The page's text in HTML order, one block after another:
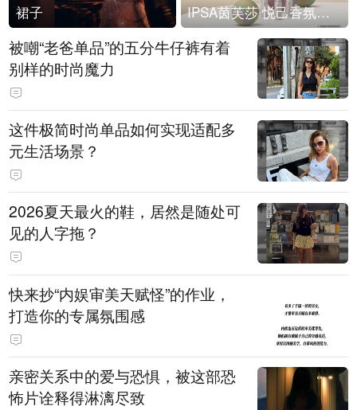
裙子 IPSA茵芙莎 悦己香氛凝露上市
被嘲“老爸单品”的五分牛仔裤有着
别样的时尚魔力
这件极简时尚单品如何实现适配多
元生活场景？
2026夏天最火的鞋，居然是随处可
见的人字拖？
快来抄“内娱审美天赋怪”的作业，
打造你的专属氛围感
亲密关系中的爱与恐惧，被这部恐
怖片诠释得淋漓尽致